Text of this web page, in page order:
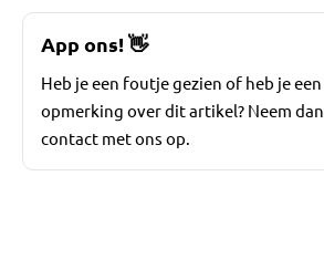
App ons! 👋
Heb je een foutje gezien of heb je een
opmerking over dit artikel? Neem dan
contact met ons op.